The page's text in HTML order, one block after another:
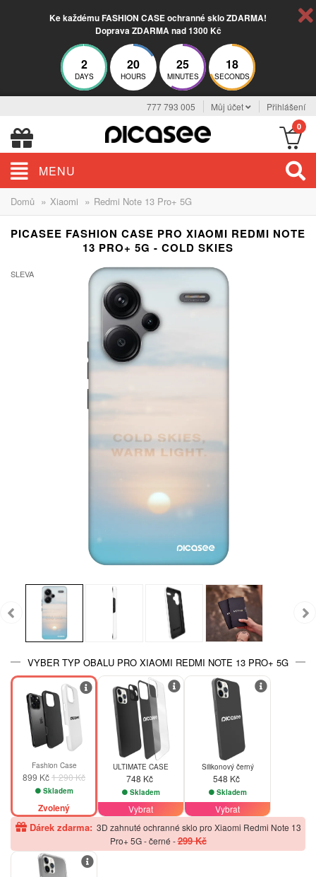
Ke každému FASHION CASE ochranné sklo ZDARMA!
Doprava ZDARMA nad 1300 Kč
2
DAYS
20
HOURS
25
MINUTES
17
SECONDS
777 793 005 Můj účet Přihlášení
0
MENU
Domů » Xiaomi » Redmi Note 13 Pro+ 5G
PICASEE FASHION CASE PRO XIAOMI REDMI NOTE
13 PRO+ 5G - COLD SKIES
SLEVA
VYBER TYP OBALU PRO XIAOMI REDMI NOTE 13 PRO+ 5G
-30%
Fashion Case
899 Kč1 290 Kč
Skladem
Zvolený
ULTIMATE CASE
748 Kč
Skladem
Vybrat
Silikonový černý
548 Kč
Skladem
Vybrat
Dárek zdarma: 3D zahnuté ochranné sklo pro Xiaomi Redmi Note 13
Pro+ 5G - černé -299 Kč